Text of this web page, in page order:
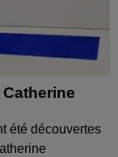
été découvertes